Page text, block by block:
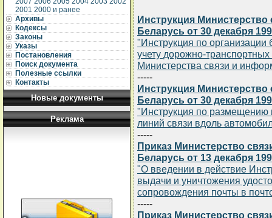
2001 2000 и ранее
Архивы
Кодексы
Законы
Указы
Постановления
Поиск документа
Полезные ссылки
Контакты
Новые документы
Реклама
Инструкция
Беларусь от 30 декабря
"Инструкция по
учету дорожно-
Министерства связи и
-----
Инструкция
Беларусь от 30 декабря
"Инструкция по размещению
линий связи вдоль
-----
Приказ Министерство
Беларусь от 13 декабря
"О введении в действие
выдачи и уничтожения
сопровождения почты в
-----
Приказ Министерство